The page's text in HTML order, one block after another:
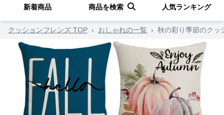
新着商品 商品を検索 人気ランキング
クッションフレンズ TOP › おしゃれの一覧 › 秋の彩り季節のクッ